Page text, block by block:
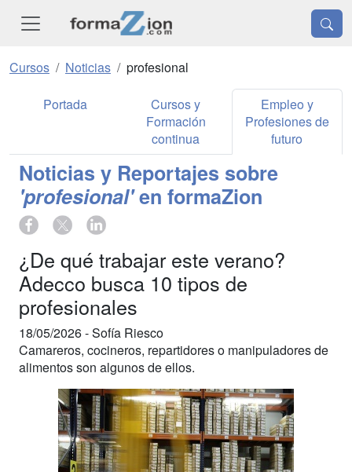
Cursos Noticias profesional
Portada
Cursos y
Formación
continua
Empleo y
Profesiones de
futuro
Noticias y Reportajes sobre
'profesional'en formaZion
¿De qué trabajar este verano?
Adecco busca 10 tipos de
profesionales
18/05/2026 -Sofía Riesco
Camareros, cocineros, repartidores o manipuladores de
alimentos son algunos de ellos.